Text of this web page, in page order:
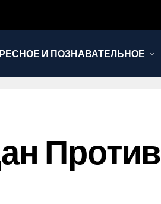
И ПОЗНАВАТЕЛЬНОЕ
Против